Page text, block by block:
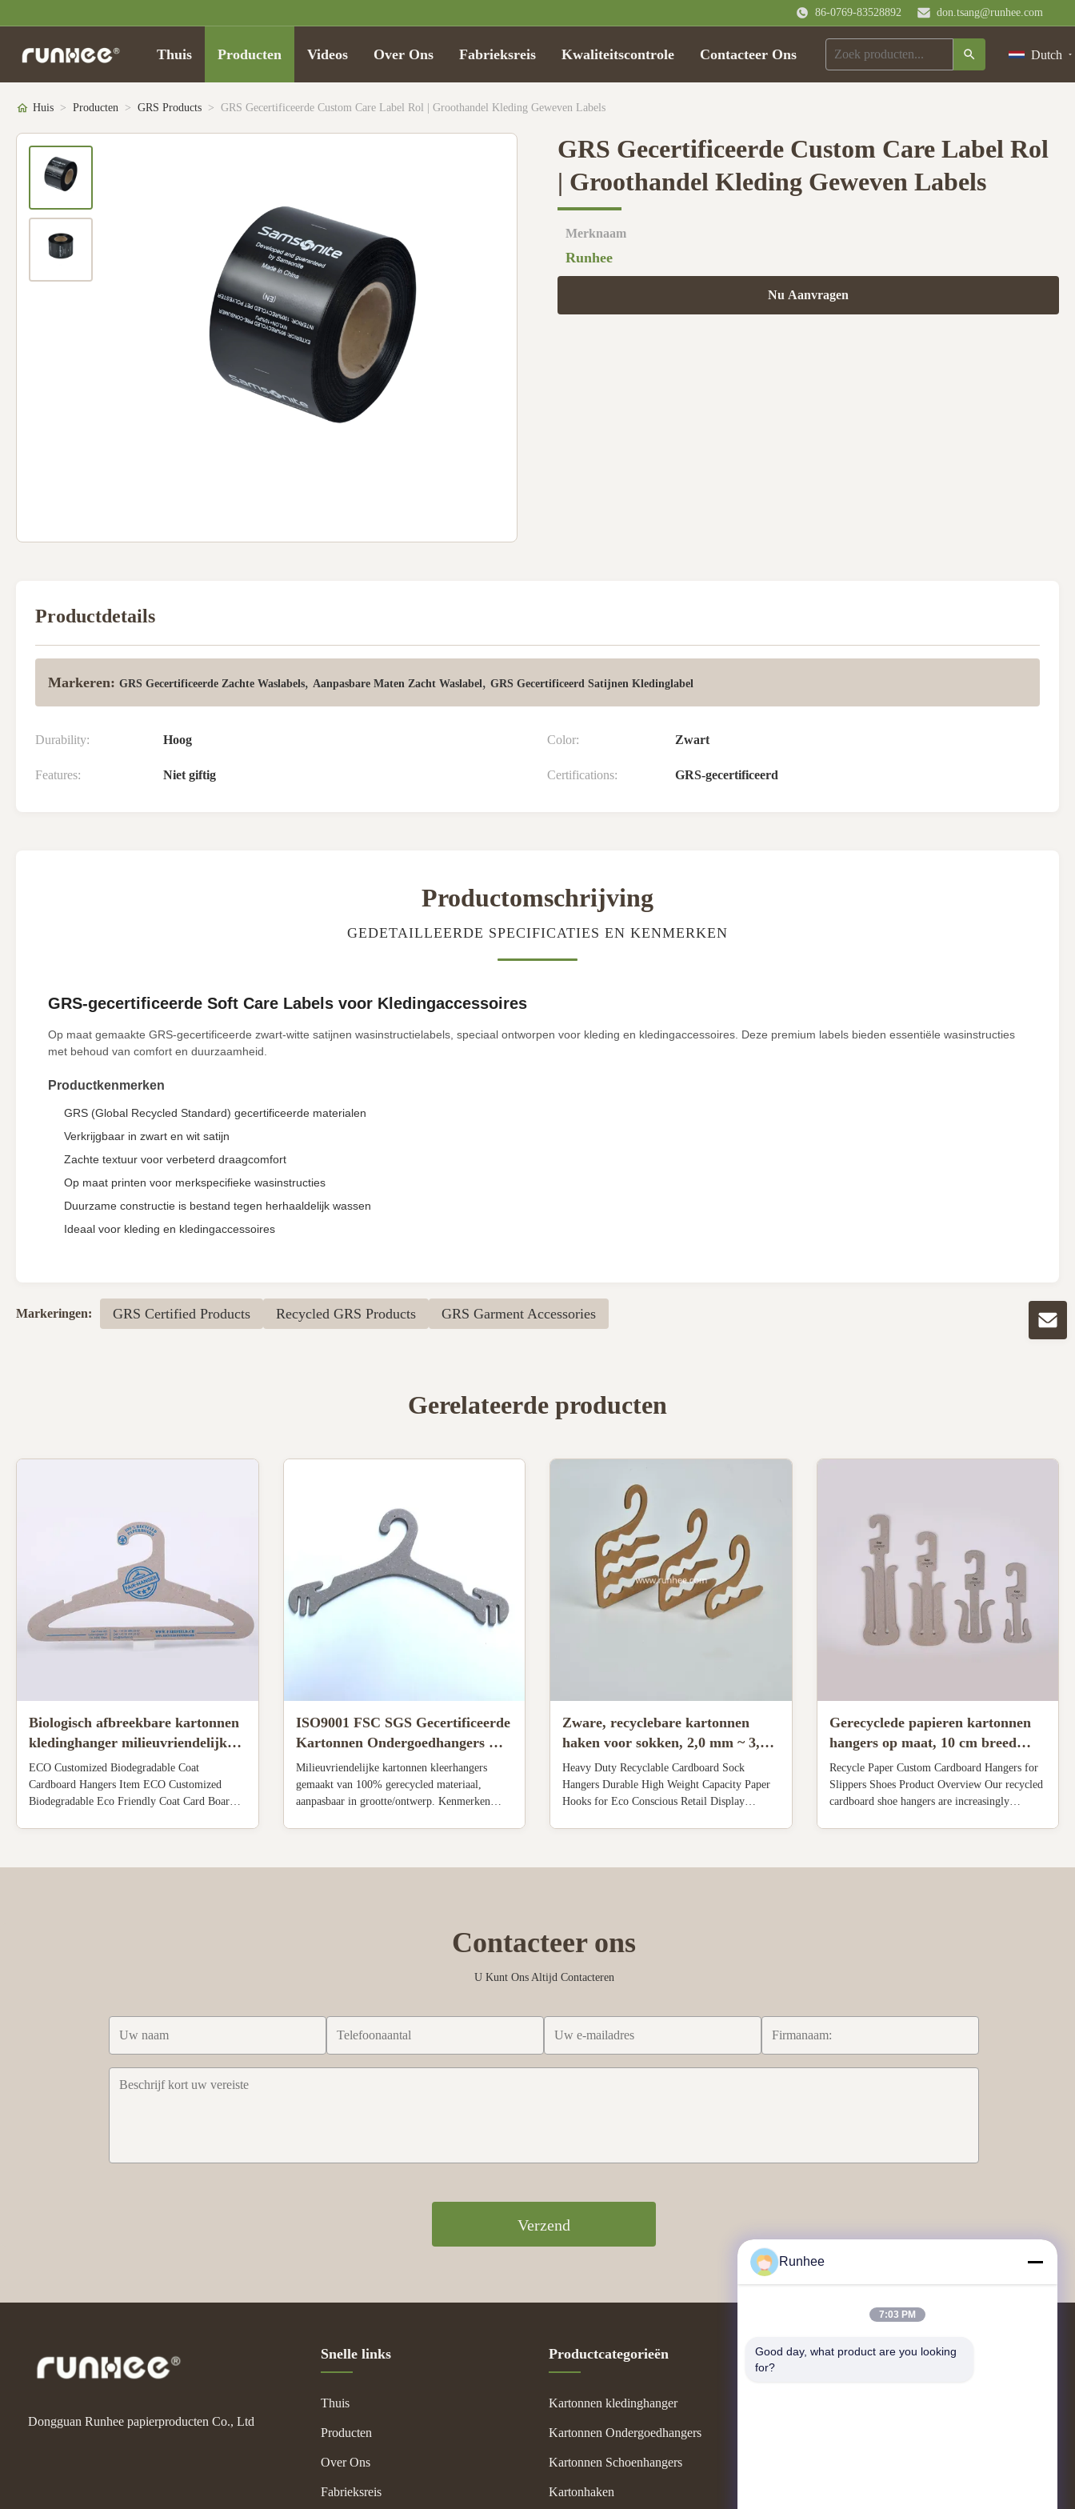
86-0769-83528892 don.tsang@runhee.com
Thuis Producten Videos Over Ons Fabrieksreis Kwaliteitscontrole Contacteer Ons Dutch
Huis > Producten > GRS Products > GRS Gecertificeerde Custom Care Label Rol | Groothandel Kleding Geweven Labels
GRS Gecertificeerde Custom Care Label Rol
| Groothandel Kleding Geweven Labels
Merknaam
Runhee
Nu Aanvragen
Productdetails
Markeren: GRS Gecertificeerde Zachte Waslabels, Aanpasbare Maten Zacht Waslabel, GRS Gecertificeerd Satijnen Kledinglabel
Durability: Hoog Color: Zwart
Features: Niet giftig Certifications: GRS-gecertificeerd
Productomschrijving
GEDETAILLEERDE SPECIFICATIES EN KENMERKEN
GRS-gecertificeerde Soft Care Labels voor Kledingaccessoires
Op maat gemaakte GRS-gecertificeerde zwart-witte satijnen wasinstructielabels, speciaal ontworpen voor kleding en kledingaccessoires. Deze premium labels bieden essentiële wasinstructies
met behoud van comfort en duurzaamheid.
Productkenmerken
GRS (Global Recycled Standard) gecertificeerde materialen
Verkrijgbaar in zwart en wit satijn
Zachte textuur voor verbeterd draagcomfort
Op maat printen voor merkspecifieke wasinstructies
Duurzame constructie is bestand tegen herhaaldelijk wassen
Ideaal voor kleding en kledingaccessoires
Markeringen: GRS Certified Products Recycled GRS Products GRS Garment Accessories
Gerelateerde producten
Biologisch afbreekbare kartonnen
kledinghanger milieuvriendelijke
kartonnen hangers voor
volwassenen
ECO Customized Biodegradable Coat
Cardboard Hangers Item ECO Customized
Biodegradable Eco Friendly Coat Card Board
(custom colors available) Technology Glossy
ISO9001 FSC SGS Gecertificeerde
Kartonnen Ondergoedhangers met
100% Gerecycled Papier voor
Winkelpresentatie
Milieuvriendelijke kartonnen kleerhangers
gemaakt van 100% gerecycled materiaal,
aanpasbaar in grootte/ontwerp. Kenmerken
gecertificeerd met concurrerende prijzen.
Zware, recyclebare kartonnen
haken voor sokken, 2,0 mm ~ 3,5
mm dik
Heavy Duty Recyclable Cardboard Sock
Hangers Durable High Weight Capacity Paper
Hooks for Eco Conscious Retail Display
brown etc any colors size Technology Glossy ...
Gerecyclede papieren kartonnen
hangers op maat, 10 cm breed
voor slippers en schoenen
Recycle Paper Custom Cardboard Hangers for
Slippers Shoes Product Overview Our recycled
cardboard shoe hangers are increasingly
from 100% recycled paper materials with ...
Contacteer ons
U Kunt Ons Altijd Contacteren
Verzend
Dongguan Runhee papierproducten Co., Ltd
Snelle links
Thuis
Producten
Over Ons
Fabrieksreis
Productcategorieën
Kartonnen kledinghanger
Kartonnen Ondergoedhangers
Kartonnen Schoenhangers
Kartonhaken
Contacteer ons
Runhee
7:03 PM
Good day, what product are you looking
for?